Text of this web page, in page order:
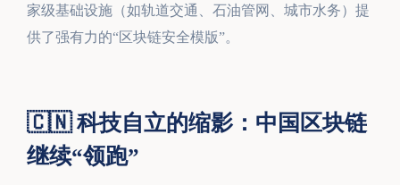
家级基础设施（如轨道交通、石油管网、城市水务）提
供了强有力的“区块链安全模版”。
🇨🇳 科技自立的缩影：中国区块链
继续“领跑”